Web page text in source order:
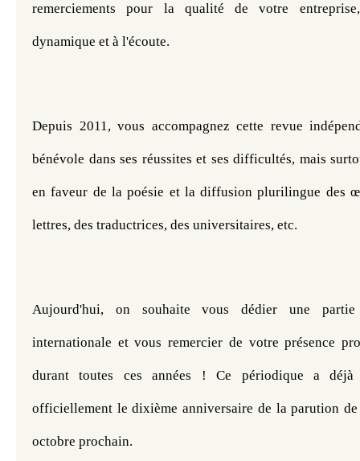
remerciements pour la qualité de votre
dynamique et à l'écoute.
Depuis 2011, vous accompagnez cette revue
bénévole dans ses réussites et ses difficultés, mais
en faveur de la poésie et la diffusion plurilingue des
lettres, des traductrices, des universitaires, etc.
Aujourd'hui, on souhaite vous dédier une
internationale et vous remercier de votre présence
durant toutes ces années ! Ce périodique a
officiellement le dixième anniversaire de la parution
octobre prochain.